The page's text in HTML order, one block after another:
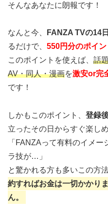
そんなあなたに朗報です！
なんと今、 FANZA TVの14
るだけで、 550円分のポイン
このポイントを使えば、 話
AV・同人・漫画を激安or完
です！
しかもこのポイント、 登録
立ったその日からすぐ楽し
「FANZAって有料のイメ
ラ技が…」
と驚かれる方も多いこの方
約すればお金は一切かかり
ん。